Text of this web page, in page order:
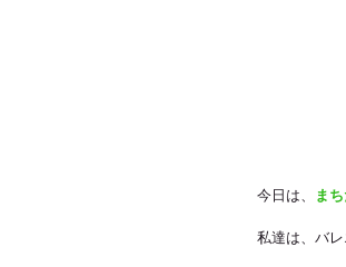
今日は、 ま
私達は、バ